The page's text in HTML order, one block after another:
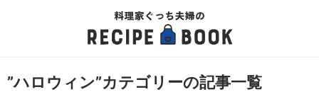
”ハロウィン”カテゴリーの記事一覧